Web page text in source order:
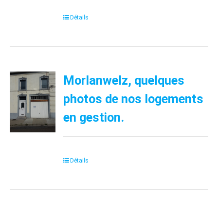
Détails
Morlanwelz, quelques
photos de nos logements
en gestion.
Détails